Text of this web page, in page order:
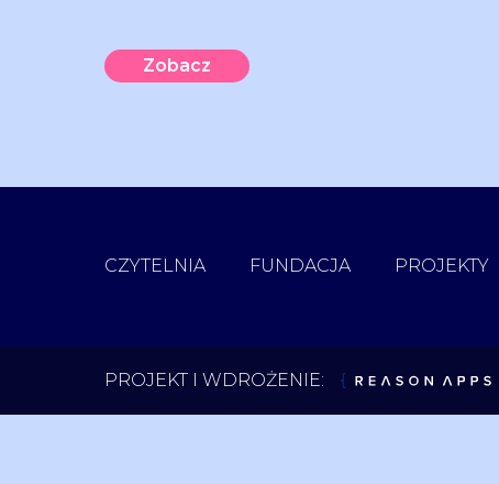
Zobacz
CZYTELNIA FUNDACJA PROJEKTY
PROJEKT I WDROŻENIE: ReasonApps